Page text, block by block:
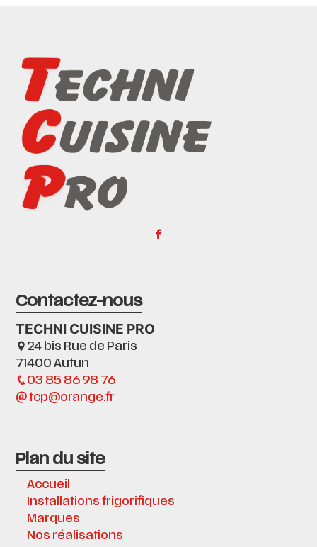
Contactez-nous
TECHNI CUISINE PRO
24 bis Rue de Paris
71400 Autun
03 85 86 98 76
tcp@orange.fr
Plan du site
Accueil
Installations frigorifiques
Marques
Nos réalisations